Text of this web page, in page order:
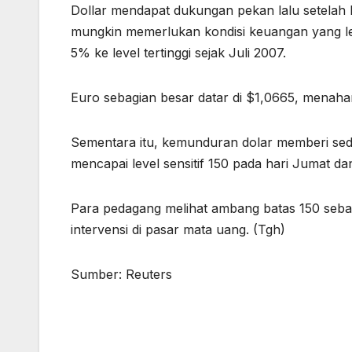
Dollar mendapat dukungan pekan lalu
mungkin memerlukan kondisi keuangan yang
5% ke level tertinggi sejak Juli 2007.
Euro sebagian besar datar di $1,0665,
Sementara itu, kemunduran dolar memberi
mencapai level sensitif 150 pada hari Jumat
Para pedagang melihat ambang batas 150
intervensi di pasar mata uang. (Tgh)
Sumber: Reuters